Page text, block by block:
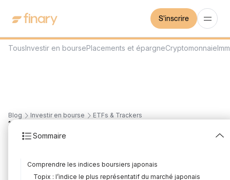
S'inscrire
Blog Investir en bourse ETFs & Trackers
Sommaire
Comprendre les indices boursiers japonais
Topix : l’indice le plus représentatif du marché japonais
17
PEA et CTO en 2026
TousInvestir en boursePlacements et épargneCryptomonnaie